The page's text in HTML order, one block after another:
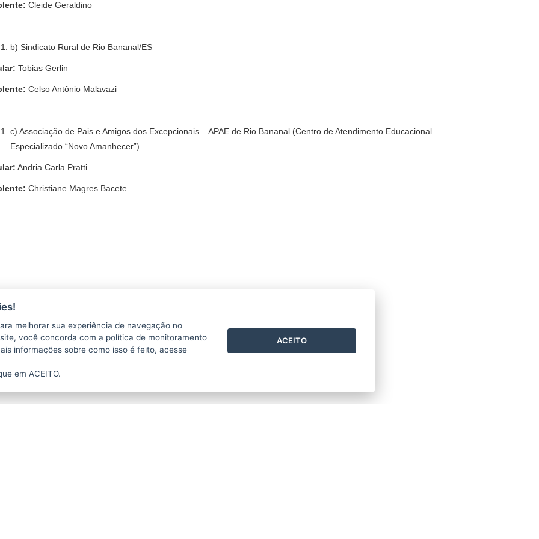
Cleide Geraldino
b) Sindicato Rural de Rio Bananal/ES
Tobias Gerlin
Celso Antônio Malavazi
c) Associação de Pais e Amigos dos Excepcionais – APAE de Rio Bananal (Centro de Atendimento Educacional
Especializado “Novo Amanhecer”)
Andria Carla Pratti
Christiane Magres Bacete
melhorar sua experiência de navegação no
você concorda com a política de monitoramento
informações sobre como isso é feito, acesse
em ACEITO.
ACEITO